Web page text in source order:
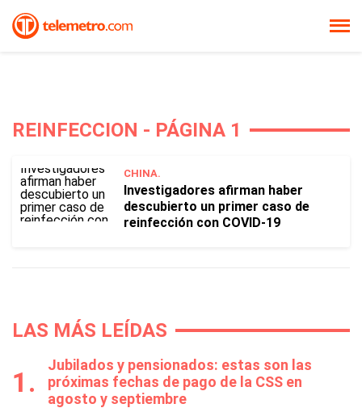
REINFECCION - PÁGINA 1
CHINA.
Investigadores afirman haber
descubierto un primer caso de
reinfección con COVID-19
LAS MÁS LEÍDAS
Jubilados y pensionados: estas son las
próximas fechas de pago de la CSS en
agosto y septiembre